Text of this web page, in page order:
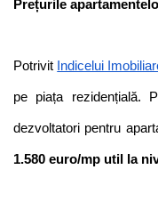
Prețurile
Potrivit Indicelui
pe piața rezidențială.
1.580 euro/mp util la